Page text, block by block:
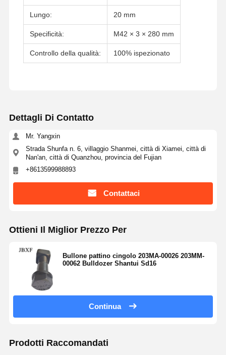
Lungo: 20 mm
Specificità: M42 × 3 × 280 mm
Controllo della qualità: 100% ispezionato
Dettagli Di Contatto
Mr. Yangxin
Strada Shunfa n. 6, villaggio Shanmei, città di Xiamei, città di
Nan'an, città di Quanzhou, provincia del Fujian
+8613599988893
Contattaci
Ottieni Il Miglior Prezzo Per
Bullone pattino cingolo 203MA-00026 203MM-
00062 Bulldozer Shantui Sd16
Continua
Prodotti Raccomandati